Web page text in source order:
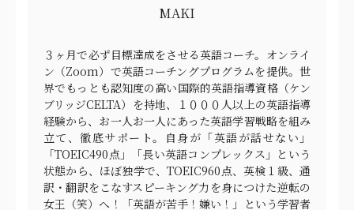
MAKI
３ヶ月で必ず目標達成をさせる英語コーチ。オンライ
ン（Zoom）で英語コーチングプログラムを提供。世
界でもっとも認知度の高い国際的英語指導資格（ケン
ブリッジCELTA）を持地、１０００人以上の英語指導
経験から、お一人お一人にあった英語学習戦略を組み
立て、徹底サポート。自身が「英語が話せない」
「TOEIC490点」「長い英語コンプレックス」という
状態から、ほぼ独学で、TOEIC960点、英検１級、通
訳・翻訳をこなすスピーキング力を身につけた逆転の
女王（笑）へ！「英語が苦手！嫌い！」という学習者